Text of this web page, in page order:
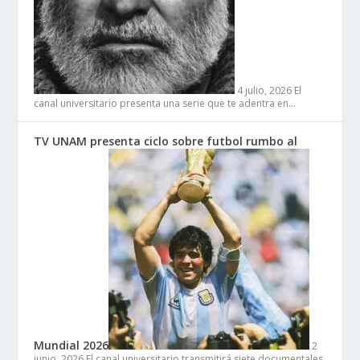
4 julio, 2026 El
canal universitario presenta una serie que te adentra en…
TV UNAM presenta ciclo sobre futbol rumbo al
Mundial 2026
2